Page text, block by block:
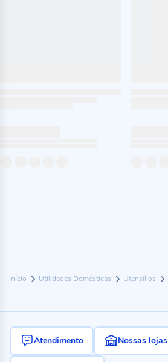
Início Utilidades Domésticas Utensílios
Atendimento Nossas lojas